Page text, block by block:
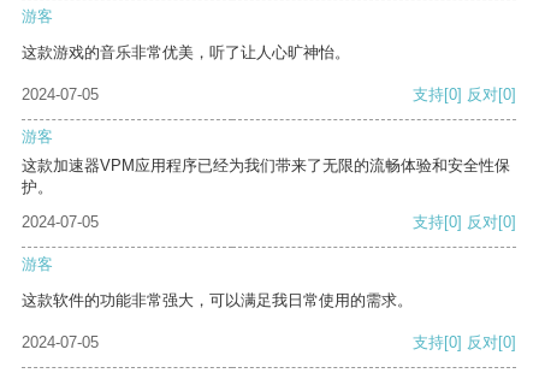
游客
这款游戏的音乐非常优美，听了让人心旷神怡。
2024-07-05 支持[0] 反对[0]
游客
这款加速器VPM应用程序已经为我们带来了无限的流畅体验和安全性保
护。
2024-07-05
支持[0] 反对[0]
游客
这款软件的功能非常强大，可以满足我日常使用的需求。
2024-07-05 支持[0] 反对[0]